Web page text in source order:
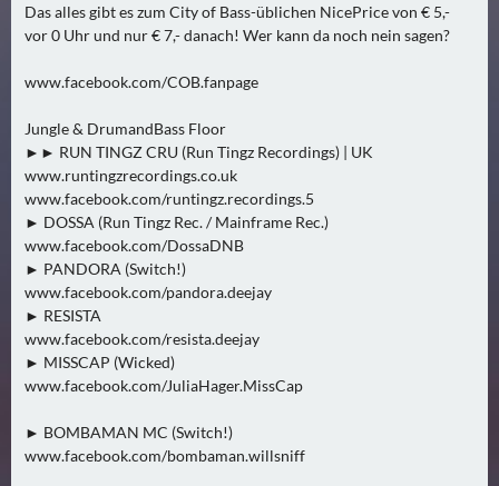
S
T
E
F
R
E
I
T
A
G
(
0
)
Ä
Das alles gibt es zum City of Bass-üblichen NicePrice von € 5,-
vor 0 Uhr und nur € 7,- danach! Wer kann da noch nein sagen?
www.facebook.com/COB.fanpage
Jungle & DrumandBass Floor
►► RUN TINGZ CRU (Run Tingz Recordings) | UK
www.runtingzrecordings.co.uk
www.facebook.com/runtingz.recordings.5
► DOSSA (Run Tingz Rec. / Mainframe Rec.)
www.facebook.com/DossaDNB
► PANDORA (Switch!)
www.facebook.com/pandora.deejay
► RESISTA
www.facebook.com/resista.deejay
► MISSCAP (Wicked)
www.facebook.com/JuliaHager.MissCap
► BOMBAMAN MC (Switch!)
www.facebook.com/bombaman.willsniff